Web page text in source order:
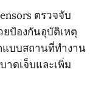
ตรวจจับ
ป้องกันอุบัติเหตุ
แบบสถานที่ทำงาน
าดเจ็บและเพิ่ม